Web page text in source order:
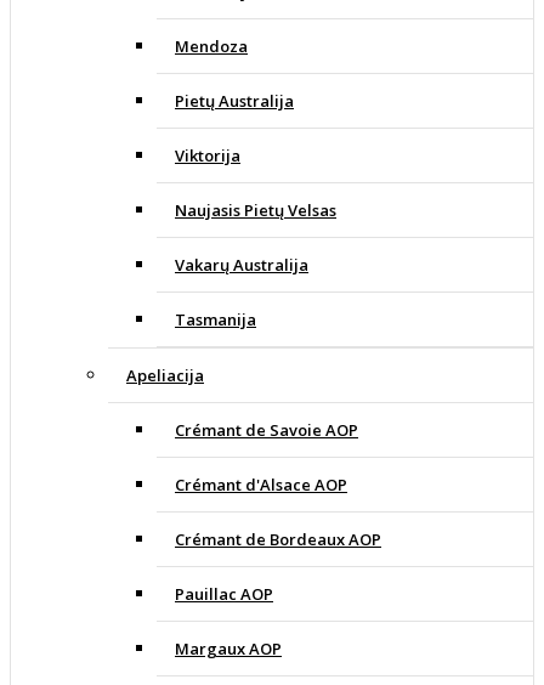
Mendoza
Pietų Australija
Viktorija
Naujasis Pietų Velsas
Vakarų Australija
Tasmanija
Apeliacija
Crémant de Savoie AOP
Crémant d'Alsace AOP
Crémant de Bordeaux AOP
Pauillac AOP
Margaux AOP